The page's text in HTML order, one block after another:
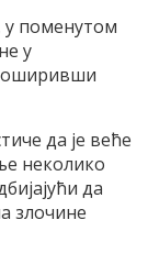
у поменутом
у
да је веће
неколико
да
злочине